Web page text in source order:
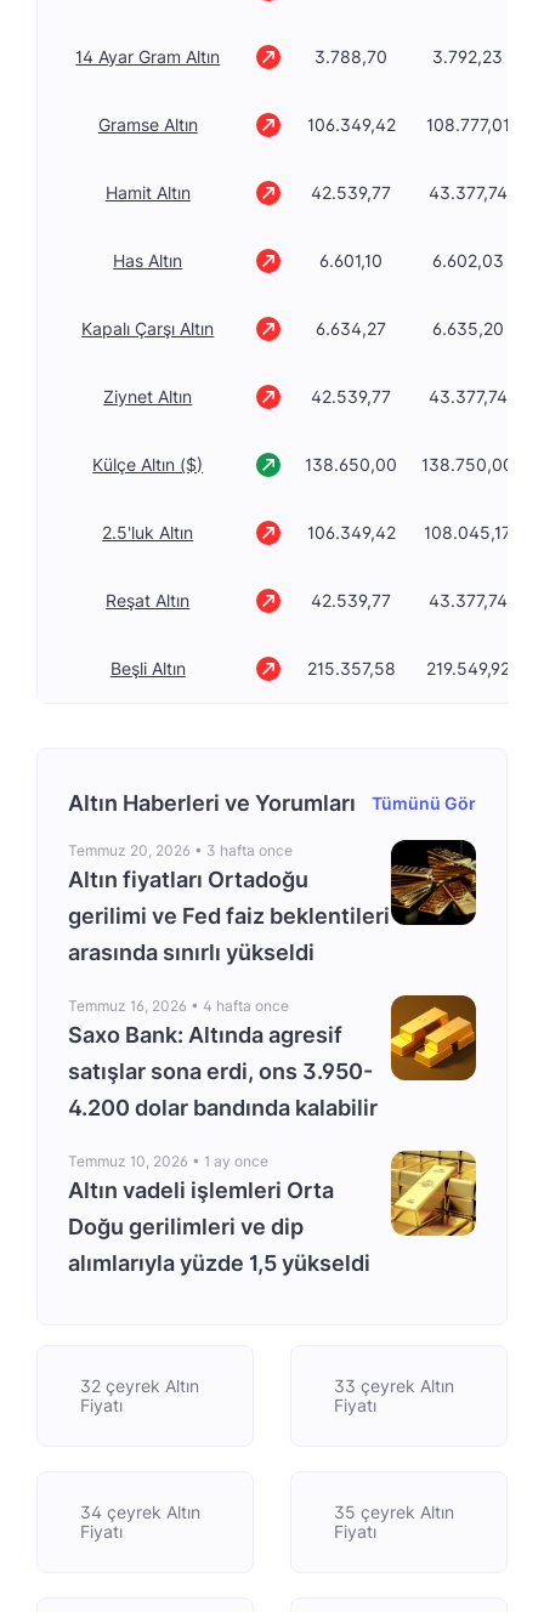
14 Ayar Gram Altın 3.788,70 3.792,23
Gramse Altın 106.349,42 108.777,01
Hamit Altın 42.539,77 43.377,74
Has Altın 6.601,10 6.602,03
Kapalı Çarşı Altın 6.634,27 6.635,20
Ziynet Altın 42.539,77 43.377,74
Külçe Altın ($) 138.650,00 138.750,00
2.5'luk Altın 106.349,42 108.045,17
Reşat Altın 42.539,77 43.377,74
Beşli Altın 215.357,58 219.549,92
Altın Haberleri ve Yorumları Tümünü Gör
Temmuz 20, 2026 • 3 hafta once
Altın fiyatları Ortadoğu
gerilimi ve Fed faiz beklentileri
arasında sınırlı yükseldi
Temmuz 16, 2026 • 4 hafta once
Saxo Bank: Altında agresif
satışlar sona erdi, ons 3.950-
4.200 dolar bandında kalabilir
Temmuz 10, 2026 • 1 ay once
Altın vadeli işlemleri Orta
Doğu gerilimleri ve dip
alımlarıyla yüzde 1,5 yükseldi
32 çeyrek Altın
Fiyatı
33 çeyrek Altın
Fiyatı
34 çeyrek Altın
Fiyatı
35 çeyrek Altın
Fiyatı